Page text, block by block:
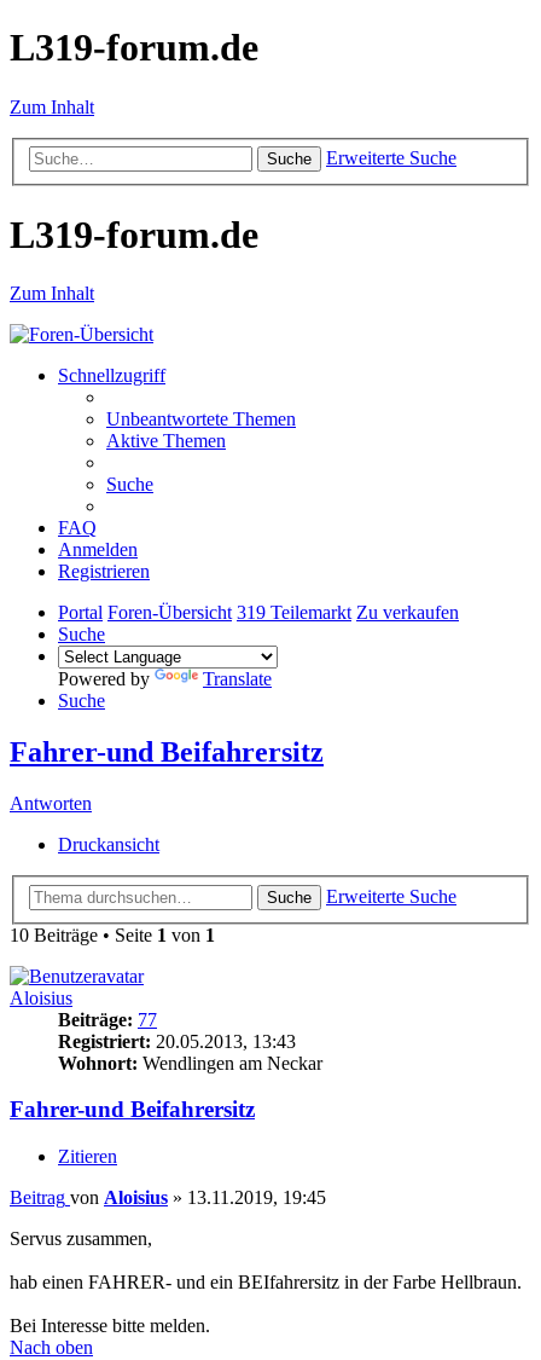
L319-forum.de
Zum Inhalt
Suche Erweiterte Suche
L319-forum.de
Zum Inhalt
Schnellzugriff
Unbeantwortete Themen
Aktive Themen
Suche
FAQ
Anmelden
Registrieren
Portal Foren-Übersicht 319 Teilemarkt Zu verkaufen
Suche
Powered by
Translate
Suche
Fahrer-und Beifahrersitz
Antworten
Druckansicht
Suche
Erweiterte Suche
10 Beiträge • Seite 1 von 1
Aloisius
Beiträge: 77
Registriert: 20.05.2013, 13:43
Wohnort: Wendlingen am Neckar
Fahrer-und Beifahrersitz
Zitieren
Beitrag von Aloisius » 13.11.2019, 19:45
Servus zusammen,
hab einen FAHRER- und ein BEIfahrersitz in der Farbe Hellbraun.
Bei Interesse bitte melden.
Nach oben